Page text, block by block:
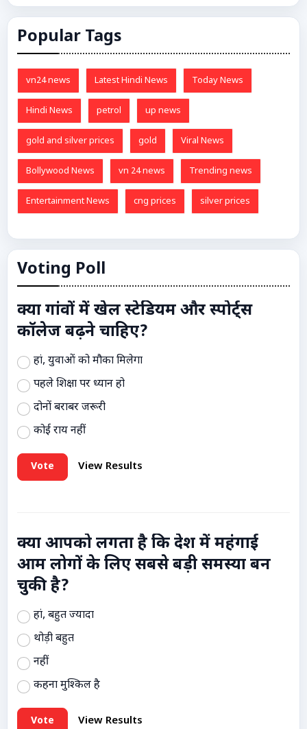
Popular Tags
vn24 news Latest Hindi News Today News
Hindi News petrol up news
gold and silver prices gold Viral News
Bollywood News vn 24 news Trending news
Entertainment News cng prices silver prices
Voting Poll
क्या गांवों में खेल स्टेडियम और स्पोर्ट्स
कॉलेज बढ़ने चाहिए?
हां, युवाओं को मौका मिलेगा
पहले शिक्षा पर ध्यान हो
दोनों बराबर जरूरी
कोई राय नहीं
Vote View Results
क्या आपको लगता है कि देश में महंगाई
आम लोगों के लिए सबसे बड़ी समस्या बन
चुकी है?
हां, बहुत ज्यादा
थोड़ी बहुत
नहीं
कहना मुश्किल है
Vote View Results